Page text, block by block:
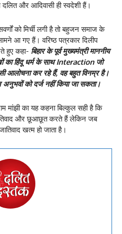
और आदिवासी ही स्वदेशी हैं।
को मिर्ची लगी है तो बहुजन समाज के
आ गए हैं। वरिष्ठ पत्रकार दिलीप
हुए कहा- बिहार के पूर्व मुख्यमंत्री माननीय
का हिंदू धर्म के साथInteractionजो
आलोचना कर रहे हैं, वह बहुत विनम्र है।
को दर्ज नहीं किया जा सकता।
मांझी का यह कहना बिल्कुल सही है कि
और छूआछूत करते हैं लेकिन जब
खत्म हो जाता है।